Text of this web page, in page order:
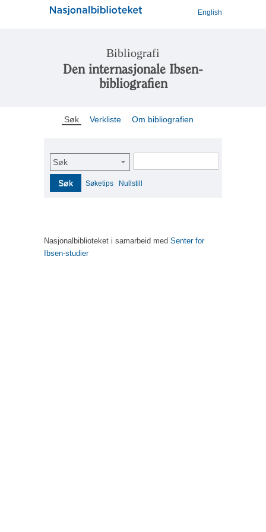
English
Bibliografi
Den internasjonale Ibsen-
bibliografien
Søk Verkliste Om bibliografien
Søk
Søk Søketips Nullstill
Nasjonalbiblioteket i samarbeid med Senter for
Ibsen-studier